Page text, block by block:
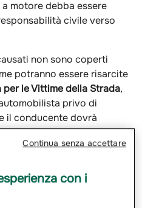
motore debba essere
civile verso
non sono coperti
potranno essere risarcite
per le Vittime della Strada,
privo di
il conducente dovrà
somme pagate, con un
enorme.
a tutto ciò, sono previste
della circolazione
quindi, non è solo
con i
Continua senza accettare